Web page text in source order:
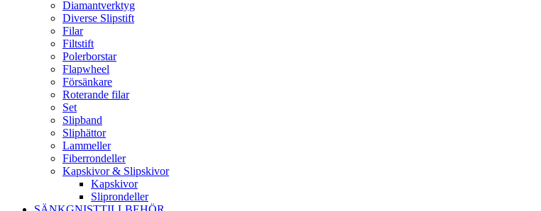
Diamantverktyg
Diverse Slipstift
Filar
Filtstift
Polerborstar
Flapwheel
Försänkare
Roterande filar
Set
Slipband
Sliphättor
Lammeller
Fiberrondeller
Kapskivor & Slipskivor
Kapskivor
Sliprondeller